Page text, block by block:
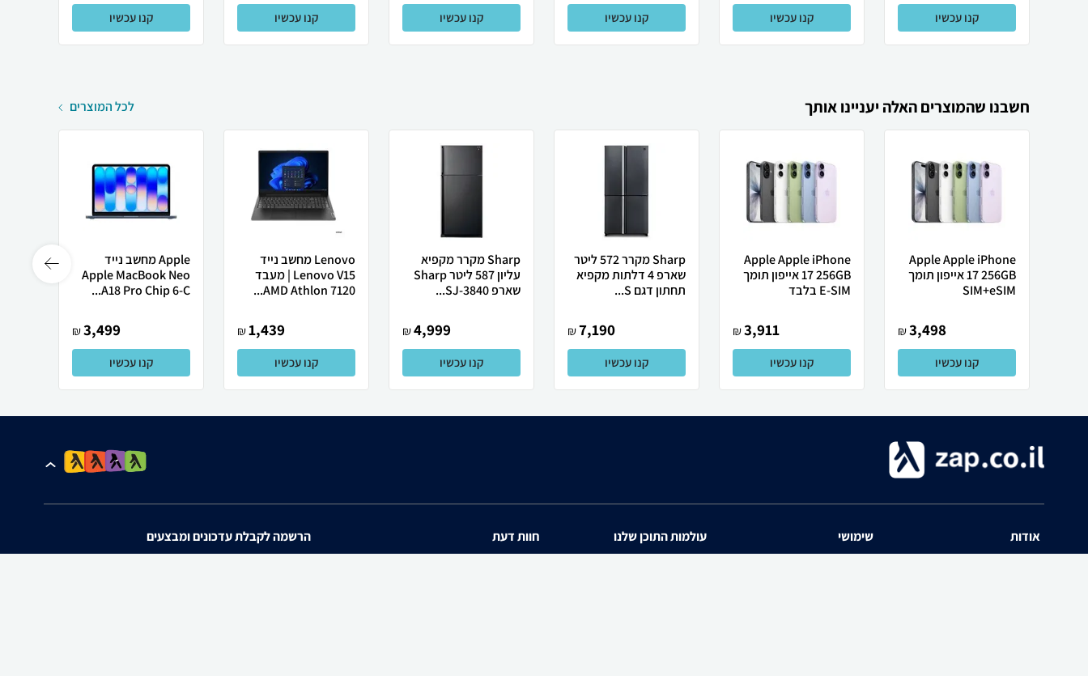
קנו עכשיו קנו עכשיו קנו עכשיו קנו עכשיו קנו עכשיו קנו עכשיו
חשבנו שהמוצרים האלה יעניינו אותך לכל המוצרים
Apple Apple iPhone
17 256GB אייפון תומך
SIM+eSIM
3,498
₪
קנו עכשיו
Apple Apple iPhone
17 256GB אייפון תומך
E-SIM בלבד
3,911
₪
קנו עכשיו
Sharp מקרר 572 ליטר
שארפ 4 דלתות מקפיא
תחתון דגם S...
7,190
₪
קנו עכשיו
Sharp מקרר מקפיא
עליון 587 ליטר Sharp
שארפ SJ-3840...
4,999
₪
קנו עכשיו
Lenovo מחשב נייד
Lenovo V15 | מעבד
AMD Athlon 7120...
1,439
₪
קנו עכשיו
Apple מחשב נייד
Apple MacBook Neo
A18 Pro Chip 6-C...
3,499
₪
קנו עכשיו
אודות
שימושי
עולמות התוכן שלנו
חוות דעת
הרשמה לקבלת עדכונים ומבצעים